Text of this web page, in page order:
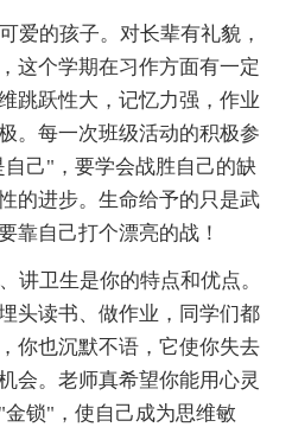
爱的孩子。对长辈有礼貌，
这个学期在习作方面有一定
跳跃性大，记忆力强，作业
。每一次班级活动的积极参
己"，要学会战胜自己的缺
的进步。生命给予的只是武
靠自己打个漂亮的战！
讲卫生是你的特点和优点。
头读书、做作业，同学们都
你也沉默不语，它使你失去
会。老师真希望你能用心灵
锁"，使自己成为思维敏